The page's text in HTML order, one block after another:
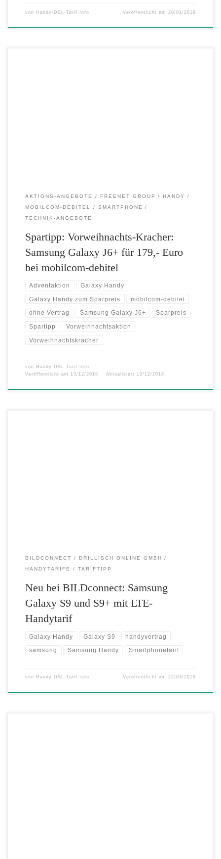
von Handy-DSL-Tarif.Info Veröffentlicht am 20/01/2019
AKTIONS-ANGEBOTE FREENET GROUP
HANDY
MOBILCOM-DEBITEL
SMARTPHONE
TECHNIK-ANGEBOTE
Spartipp: Vorweihnachts-Kracher:
Samsung Galaxy J6+ für 179,- Euro
bei mobilcom-debitel
Adventaktion Galaxy Handy
Galaxy Handy zum Sparpreis mobilcom-debitel
ohne Vertrag Samsung Galaxy J6+ Sparpreis
Spartipp Vorweihnachtsaktion
Vorweihnachtskracher
von Handy-DSL-Tarif.Info
Veröffentlicht am
10/12/2018 Aktualisiert 10/12/2018
BILDCONNECT
DRILLISCH ONLINE GMBH
HANDYTARIFE
TARIFTIPP
Neu bei BILDconnect: Samsung
Galaxy S9 und S9+ mit LTE-
Handytarif
Galaxy Handy Galaxy S9 handyvertrag
samsung Samsung Handy Smartphonetarif
von Handy-DSL-Tarif.Info Veröffentlicht am22/03/2018